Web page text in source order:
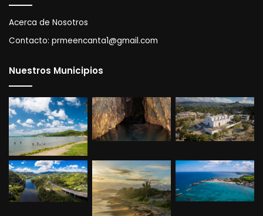
Acerca de Nosotros
Contacto: prmeencanta1@gmail.com
Nuestros Municipios